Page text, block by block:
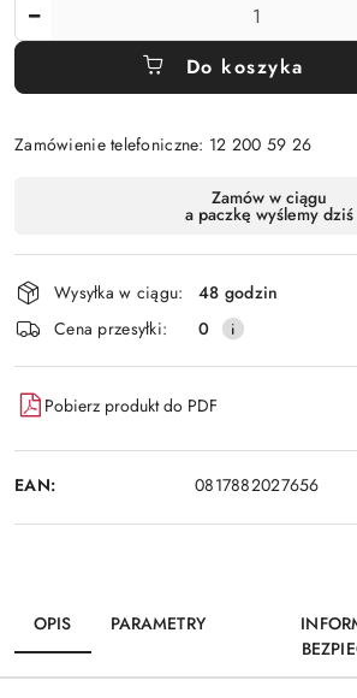
Do koszyka
Zamówienie telefoniczne: 12 200 59 26
Wyślij
dostawa
Zamów w ciągu
a paczkę wyślemy dziś
Wysyłka w ciągu:
48 godzin
Cena przesyłki:
0
Pobierz produkt do PDF
EAN: 0817882027656
OPIS PARAMETRY